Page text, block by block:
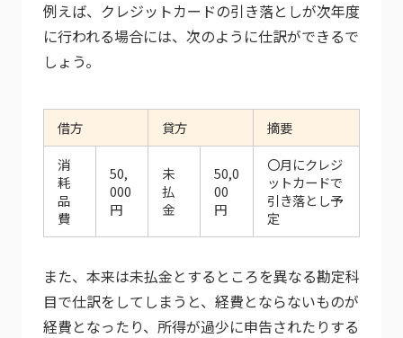
例えば、クレジットカードの引き落としが次年度
に行われる場合には、次のように仕訳ができるで
しょう。
借方 貸方
摘要
消
耗
品
費
50,
000
円
未
払
金
50,0
00
円
〇月にクレジ
ットカードで
引き落とし予
定
また、本来は未払金とするところを異なる勘定科
目で仕訳をしてしまうと、経費とならないものが
経費となったり、所得が過少に申告されたりする